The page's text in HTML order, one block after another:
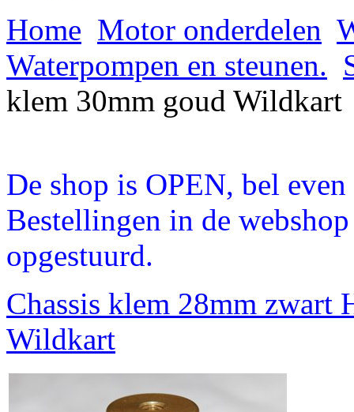
Home Motor onderdelen
Waterpompen en steunen.
klem 30mm goud Wildkart
De shop is OPEN, bel
Bestellingen in de
opgestuurd.
Chassis klem 28mm zwart
Wildkart